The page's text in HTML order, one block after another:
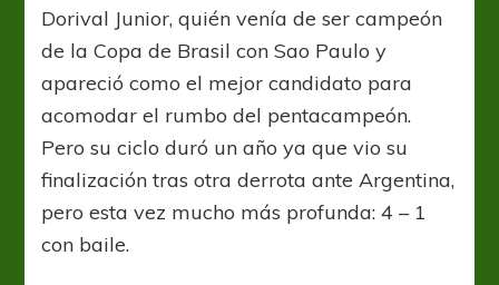
Dorival Junior, quién venía de ser campeón
de la Copa de Brasil con Sao Paulo y
apareció como el mejor candidato para
acomodar el rumbo del pentacampeón.
Pero su ciclo duró un año ya que vio su
finalización tras otra derrota ante Argentina,
pero esta vez mucho más profunda: 4 – 1
con baile.